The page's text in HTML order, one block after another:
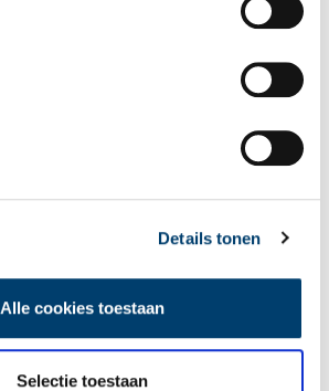
Details tonen
Alle cookies toestaan
Selectie toestaan